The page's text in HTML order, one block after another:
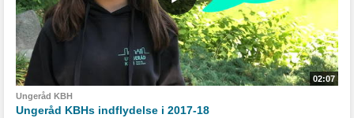
02:07
Ungeråd KBH
Ungeråd KBHs indflydelse i 2017-18